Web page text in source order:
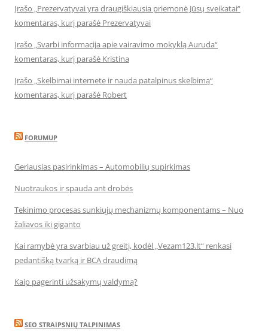
Įrašo „Prezervatyvai yra draugiškiausia priemonė Jūsų sveikatai“
komentaras, kurį parašė Prezervatyvai
Įrašo „Svarbi informacija apie vairavimo mokyklą Auruda“
komentaras, kurį parašė Kristina
Įrašo „Skelbimai internete ir nauda patalpinus skelbimą“
komentaras, kurį parašė Robert
FORUMUP
Geriausias pasirinkimas – Automobilių supirkimas
Nuotraukos ir spauda ant drobės
Tekinimo procesas sunkiųjų mechanizmų komponentams – Nuo
žaliavos iki giganto
Kai ramybė yra svarbiau už greitį, kodėl „Vezam123.lt“ renkasi
pedantišką tvarką ir BCA draudimą
Kaip pagerinti užsakymų valdymą?
SEO STRAIPSNIŲ TALPINIMAS